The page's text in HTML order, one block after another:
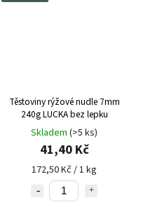
Těstoviny rýžové nudle 7mm
240g LUCKA bez lepku
Skladem (>5 ks)
41,40 Kč
172,50 Kč / 1 kg